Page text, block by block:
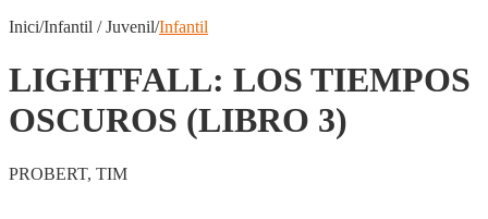
Inici/Infantil / Juvenil/Infantil
LIGHTFALL: LOS TIEMPOS
OSCUROS (LIBRO 3)
PROBERT, TIM